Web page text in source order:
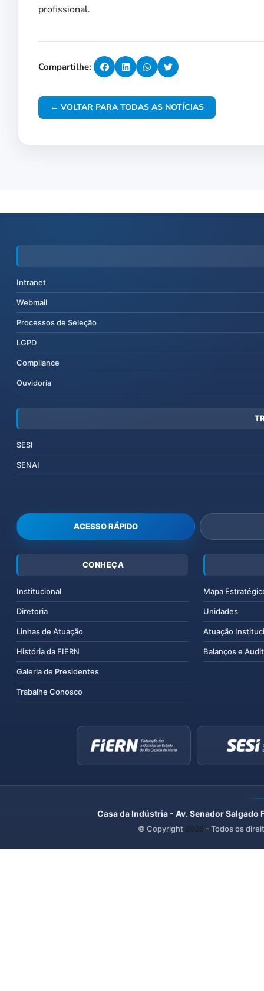
profissional.
Compartilhe:
← VOLTAR PARA TODAS AS NOTÍCIAS
Intranet
Webmail
Processos de Seleção
LGPD
Compliance
Ouvidoria
SESI
SENAI
ACESSO RÁPIDO
CONHEÇA
Institucional
Diretoria
Linhas de Atuação
História da FIERN
Galeria de Presidentes
Trabalhe Conosco
Mapa
Unidades
Atuação
Balanços e
Casa da Indústria - Av. Senador
© Copyright 2026 - Todos os